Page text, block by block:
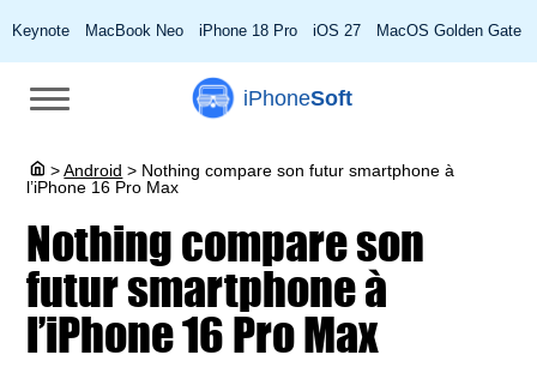
Keynote MacBook Neo iPhone 18 Pro iOS 27 MacOS Golden Gate
iPhoneSoft
> Android > Nothing compare son futur smartphone à
l’iPhone 16 Pro Max
Nothing compare son
futur smartphone à
l’iPhone 16 Pro Max